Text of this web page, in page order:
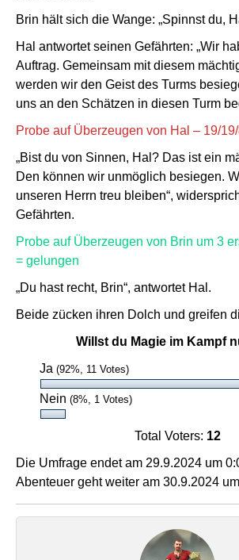
Brin hält sich die Wange: „Spinnst du,
Hal antwortet seinen Gefährten: „Wir
Auftrag. Gemeinsam mit diesem
werden wir den Geist des Turms
uns an den Schätzen in diesen Turm
Probe auf Überzeugen von Hal – 19/
„Bist du von Sinnen, Hal? Das ist ein
Den können wir unmöglich besiegen.
unseren Herrn treu bleiben“,
Gefährten.
Probe auf Überzeugen von Brin um 3
= gelungen
„Du hast recht, Brin“, antwortet Hal.
Beide zücken ihren Dolch und greifen
Willst du Magie im Kampf
Ja (92%, 11 Votes)
Nein (8%, 1 Votes)
Total Voters: 12
Die Umfrage endet am 29.9.2024 um
Abenteuer geht weiter am 30.9.2024